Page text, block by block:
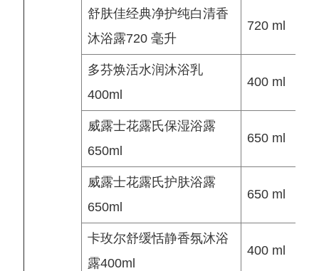
舒肤佳经典净护纯白清香
沐浴露720 毫升
720 ml
多芬焕活水润沐浴乳
400ml
400 ml
威露士花露氏保湿浴露
650ml
650 ml
威露士花露氏护肤浴露
650ml
650 ml
卡玫尔舒缓恬静香氛沐浴
露400ml
400 ml